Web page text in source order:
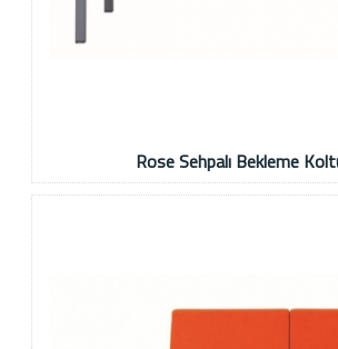
Rose Sehpalı Bekleme